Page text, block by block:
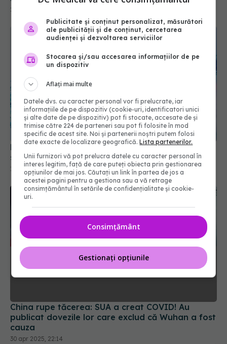
26 ian 2025, 16:30
Long COVID persistă mult după vindecare. De ce
se întâmplă lucrul acesta
14 aug 2025, 20:40
China rupe tăcerea: SUA a creat COVID! Au
publicat dovezile lor care exclud că Wuhan a fost
cauza
30 apr 2025, 22:14
Publicitate și conținut personalizat, măsurători
ale publicității și de conținut, cercetarea
audienței și dezvoltarea serviciilor
Stocarea și/sau accesarea informațiilor de pe
un dispozitiv
Aflați mai multe
Datele dvs. cu caracter personal vor fi prelucrate, iar
informațiile de pe dispozitiv (cookie-uri, identificatori unici
și alte date de pe dispozitiv) pot fi stocate, accesate de și
trimise către 224 de parteneri sau pot fi folosite în mod
specific de acest site. Noi și partenerii noștri putem folosi
date exacte de localizare geografică.Lista partenerilor.
Unii furnizori vă pot prelucra datele cu caracter personal în
interes legitim, față de care puteți obiecta prin gestionarea
opțiunilor de mai jos. Căutați un link în partea de jos a
acestei pagini pentru a gestiona sau a vă retrage
consimțământul în setările de confidențialitate și cookie-
uri.
Consimțământ
Gestionați opțiunile